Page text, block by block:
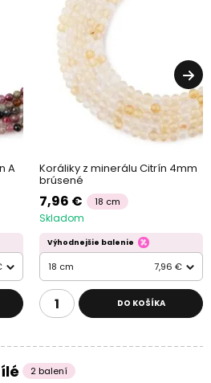
A Koráliky z minerálu Citrín 4mm
brúsené
7,96 € 18 cm
Skladom
Výhodnejšie balenie
18 cm 7,96 €
DO KOŠÍKA
2 balení